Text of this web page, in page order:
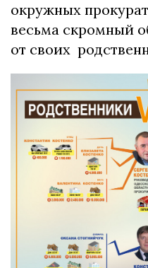
окружных
весьма скромный
от своих